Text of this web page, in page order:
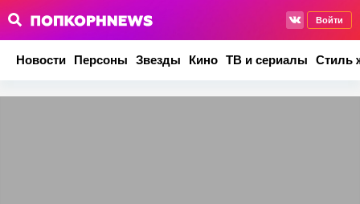
Войти
Новости Персоны Звезды Кино ТВ и сериалы Стиль